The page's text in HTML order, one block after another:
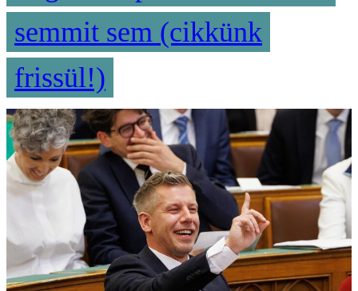
semmit sem (cikkünk
frissül!)